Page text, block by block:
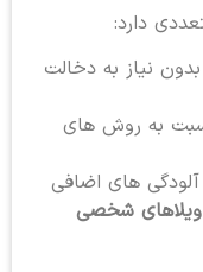
دارد:
نیاز به دخالت
به روش های
های اضافی
شخصی